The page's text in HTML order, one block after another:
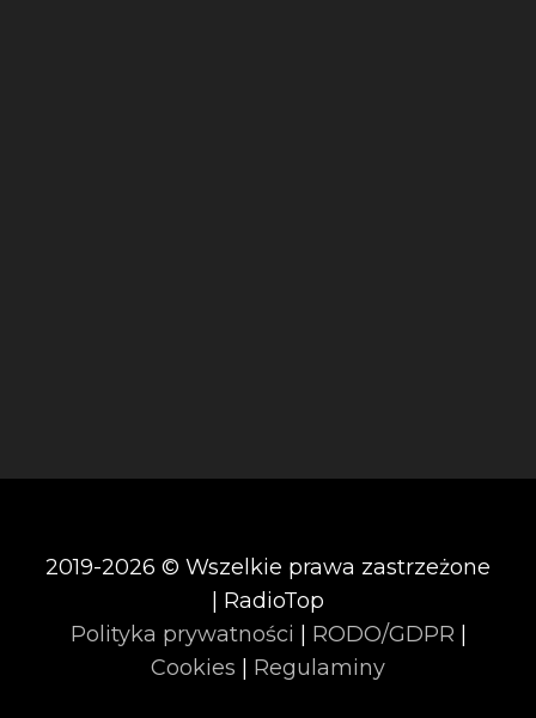
2019-2026 © Wszelkie prawa zastrzeżone
| RadioTop
Polityka prywatności
RODO/GDPR
Cookies
Regulaminy